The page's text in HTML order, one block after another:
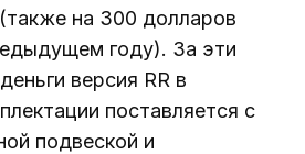
на 300 долларов
году). За эти
версия RR в
поставляется с
подвеской и